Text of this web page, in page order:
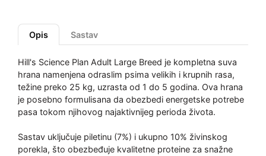
Opis Sastav
Hill's Science Plan Adult Large Breed je kompletna suva
hrana namenjena odraslim psima velikih i krupnih rasa,
težine preko 25 kg, uzrasta od 1 do 5 godina. Ova hrana
je posebno formulisana da obezbedi energetske potrebe
pasa tokom njihovog najaktivnijeg perioda života.
Sastav uključuje piletinu (7%) i ukupno 10% živinskog
porekla, što obezbeđuje kvalitetne proteine za snažne